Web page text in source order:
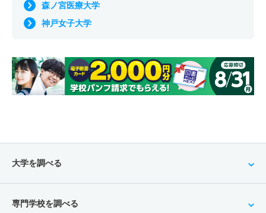
森ノ宮医療大学
神戸女子大学
大学を調べる
専門学校を調べる